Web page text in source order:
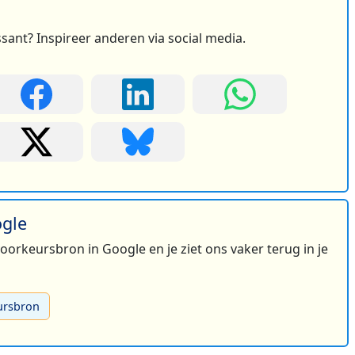
Inspireer anderen via social media.
in Google en je ziet ons vaker terug in je